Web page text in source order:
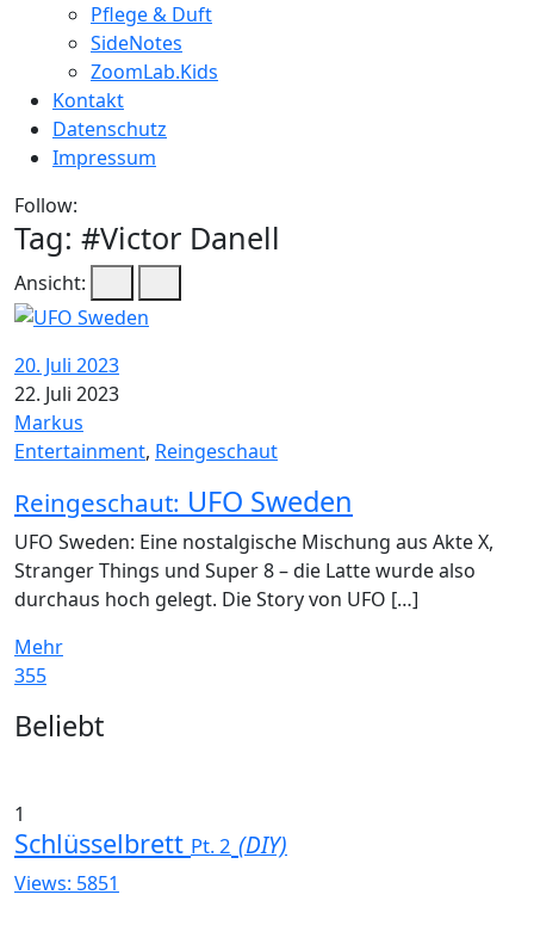
Pflege & Duft
SideNotes
ZoomLab.Kids
Kontakt
Datenschutz
Impressum
Follow:
Tag: #Victor Danell
Ansicht:
20. Juli 2023
22. Juli 2023
Markus
Entertainment, Reingeschaut
Reingeschaut: UFO Sweden
UFO Sweden: Eine nostalgische Mischung aus Akte X,
Stranger Things und Super 8 – die Latte wurde also
durchaus hoch gelegt. Die Story von UFO […]
Mehr
355
Widgets
Beliebt
1
Schlüsselbrett Pt. 2 (DIY)
Views: 5851